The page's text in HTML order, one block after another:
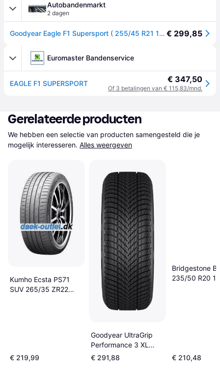
Autobandenmarkt
2 dagen
Goodyear Eagle F1 Supersport ( 255/45 R21 106Y XL NE0 ) € 299,85
Euromaster Bandenservice
EAGLE F1 SUPERSPORT € 347,50
Of 3 betalingen van € 115,83/mnd.
Gerelateerde producten
We hebben een selectie van producten samengesteld die je
mogelijk interesseren. Alles weergeven
Kumho Ecsta PS71
SUV 265/35 ZR22
€ 219,99
Goodyear UltraGrip
Performance 3 XL
275/35 R20 102W
€ 291,88
Bridgestone
235/50 R20
€ 210,48